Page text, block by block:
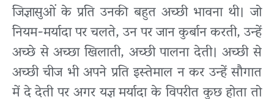
जिज्ञासुओं के प्रति उनकी बहुत अच्छी भावना थी। जो
नियम-मर्यादा पर चलते, उन पर जान कुर्बान करती, उन्हें
अच्छे से अच्छा खिलाती, अच्छी पालना देती। अच्छी से
अच्छी चीज भी अपने प्रति इस्तेमाल न कर उन्हें सौगात
में दे देती पर अगर यज्ञ मर्यादा के विपरीत कुछ होता तो